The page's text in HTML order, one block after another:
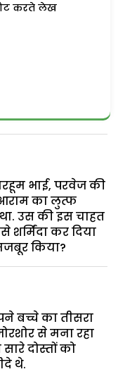
करते लेख
भाई, परवेज की
का लुत्फ
उस की इस चाहत
कर दिया
किया?
बच्चे का तीसरा
से मना रहा
दोस्तों को
थे.